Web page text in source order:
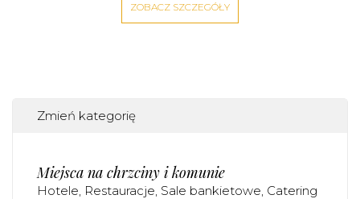
ZOBACZ SZCZEGÓŁY
Zmień kategorię
Miejsca na chrzciny i komunie
Hotele Restauracje Sale bankietowe Catering